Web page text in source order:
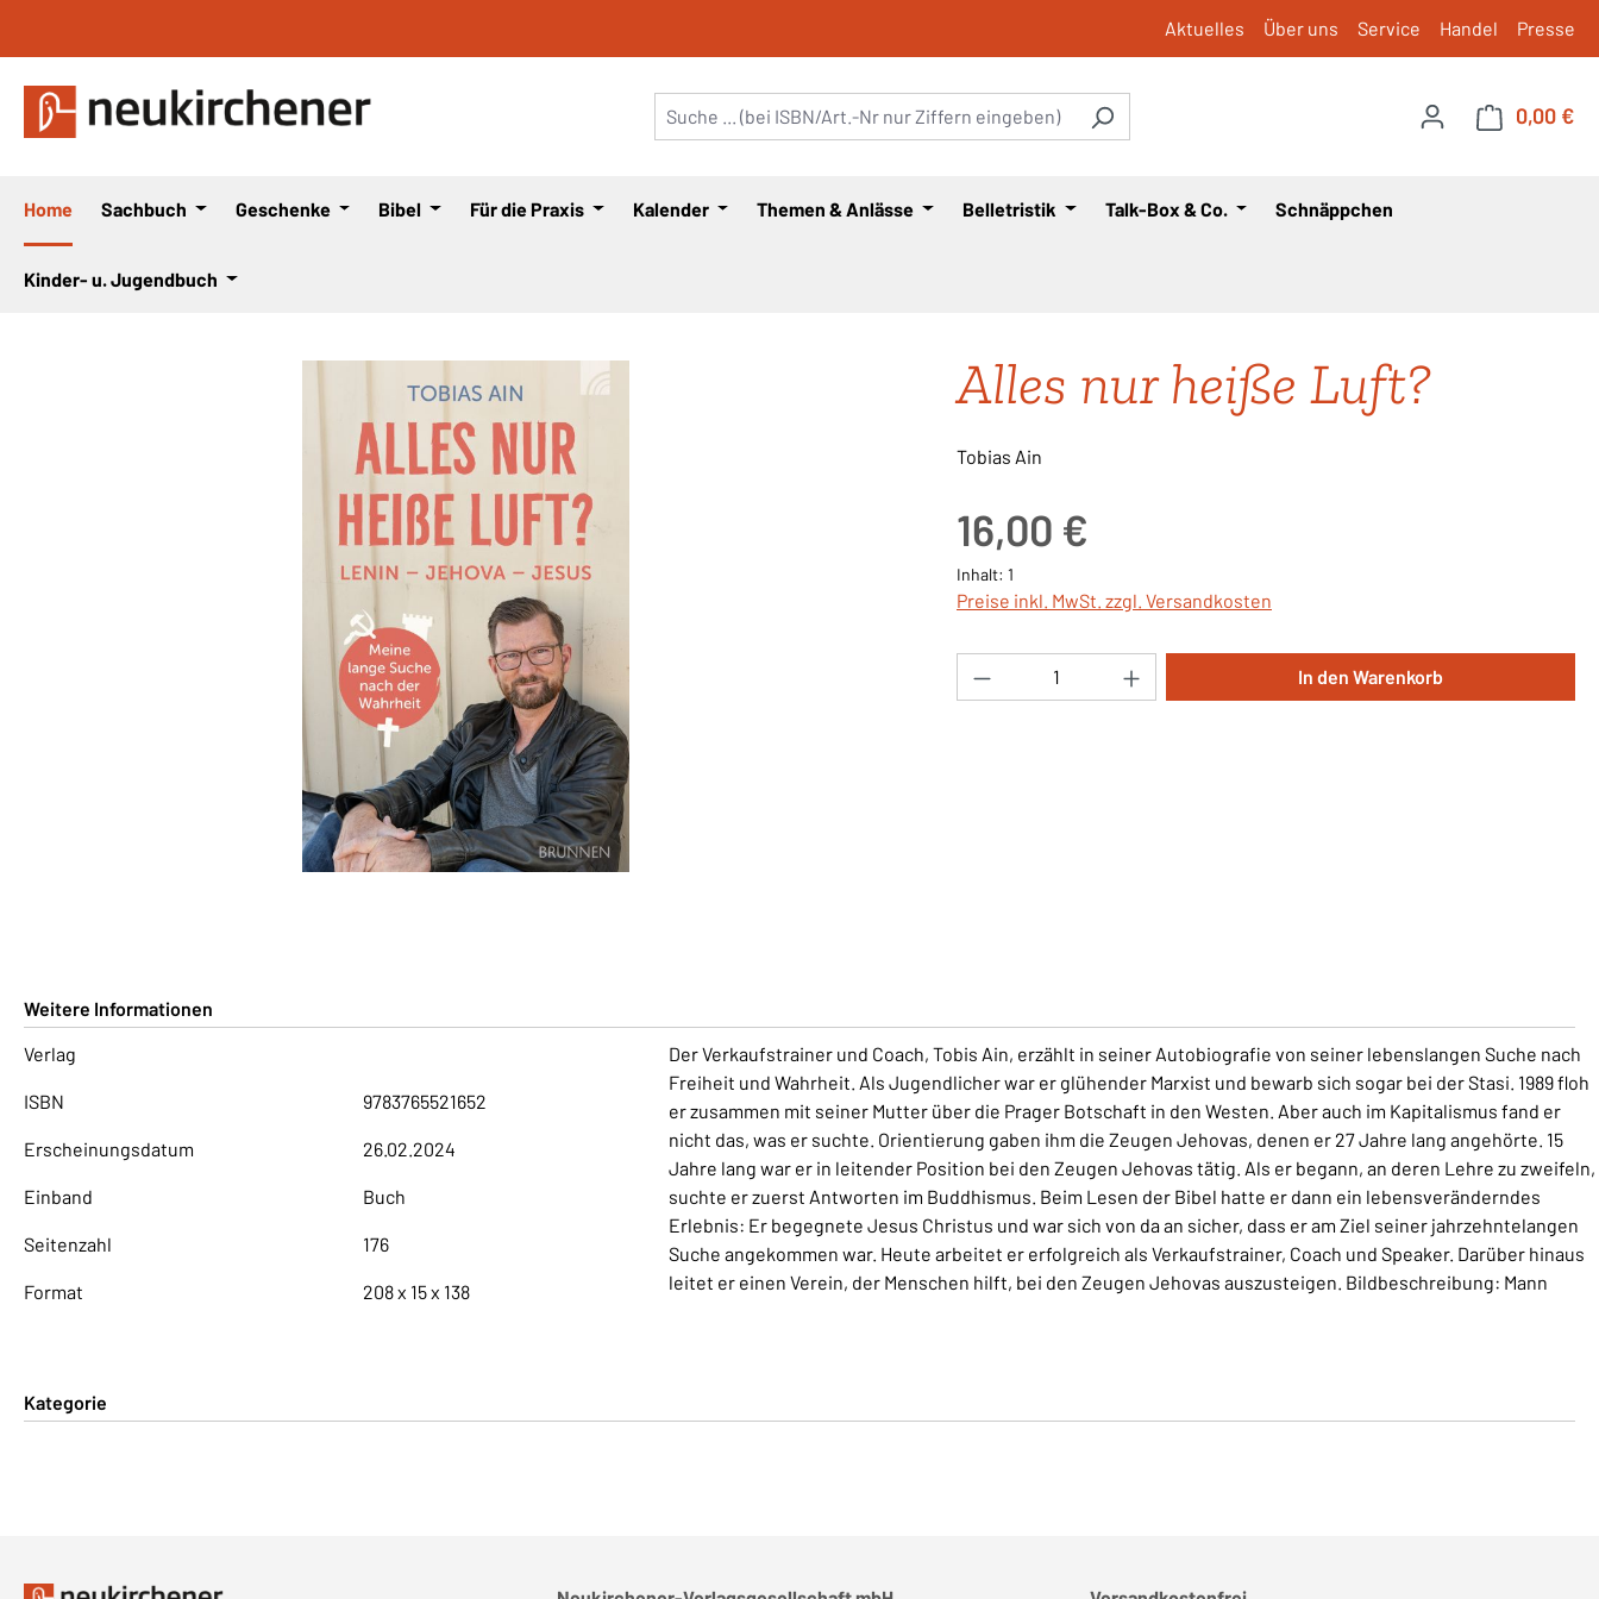
Aktuelles Über uns Service Handel Presse
0,00 €
Home Sachbuch Geschenke Bibel Für die Praxis Kalender Themen & Anlässe Belletristik Talk-Box & Co. Schnäppchen
Kinder- u. Jugendbuch
Alles nur heiße Luft?
Tobias Ain
16,00 €
Inhalt: 1
Preise inkl. MwSt. zzgl. Versandkosten
Produkt Anzahl: Gib den gewünschten Wert ein
In den Warenkorb
Weitere Informationen
Verlag
ISBN 9783765521652
Erscheinungsdatum 26.02.2024
Einband Buch
Seitenzahl 176
Format 208 x 15 x 138
Der Verkaufstrainer und Coach, Tobis Ain, erzählt in seiner Autobiografie von seiner lebenslangen Suche nach
Freiheit und Wahrheit. Als Jugendlicher war er glühender Marxist und bewarb sich sogar bei der Stasi. 1989 floh
er zusammen mit seiner Mutter über die Prager Botschaft in den Westen. Aber auch im Kapitalismus fand er
nicht das, was er suchte. Orientierung gaben ihm die Zeugen Jehovas, denen er 27 Jahre lang angehörte. 15
Jahre lang war er in leitender Position bei den Zeugen Jehovas tätig. Als er begann, an deren Lehre zu zweifeln,
suchte er zuerst Antworten im Buddhismus. Beim Lesen der Bibel hatte er dann ein lebensveränderndes
Erlebnis: Er begegnete Jesus Christus und war sich von da an sicher, dass er am Ziel seiner jahrzehntelangen
Suche angekommen war. Heute arbeitet er erfolgreich als Verkaufstrainer, Coach und Speaker. Darüber hinaus
leitet er einen Verein, der Menschen hilft, bei den Zeugen Jehovas auszusteigen. Bildbeschreibung: Mann
Kategorie